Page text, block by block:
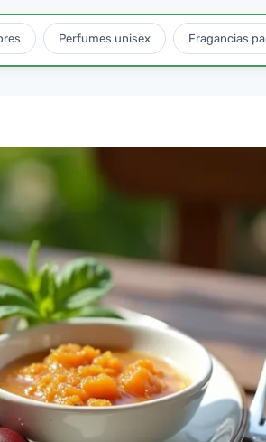
Perfumes unisex Fragancias